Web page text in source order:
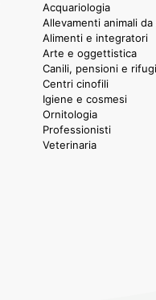
Acquariologia
Allevamenti animali
Alimenti e integratori
Arte e oggettistica
Canili, pensioni e rifugi
Centri cinofili
Igiene e cosmesi
Ornitologia
Professionisti
Veterinaria